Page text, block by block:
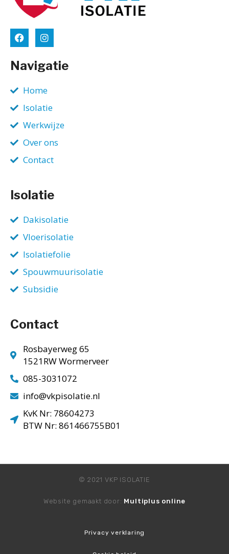
Navigatie
Home
Isolatie
Werkwijze
Over ons
Contact
Isolatie
Dakisolatie
Vloerisolatie
Isolatiefolie
Spouwmuurisolatie
Subsidie
Contact
Rosbayerweg 65
1521RW Wormerveer
085-3031072
info@vkpisolatie.nl
KvK Nr: 78604273
BTW Nr: 861466755B01
© 2021 VKP ISOLATIE
Website gemaakt door: Multiplus online
Privacy verklaring